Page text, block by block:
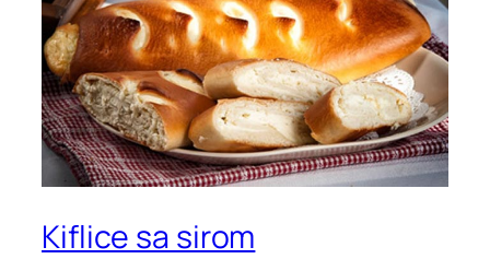
Kiflice sa sirom